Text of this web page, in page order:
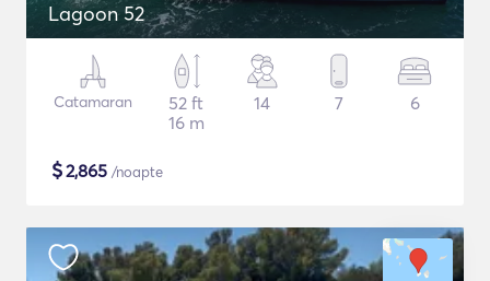
Lagoon 52
Catamaran
52 ft
16 m
14 7 6
$2,865 /noapte